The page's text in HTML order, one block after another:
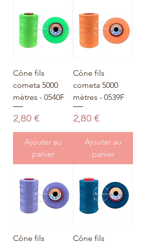
Cône fils
cometa 5000
mètres - 0540F
Prix
2,80 €
Ajouter au
panier
Cône fils
cometa 5000
mètres - 0539F
Prix
2,80 €
Ajouter au
panier
Cône fils
Cône fils